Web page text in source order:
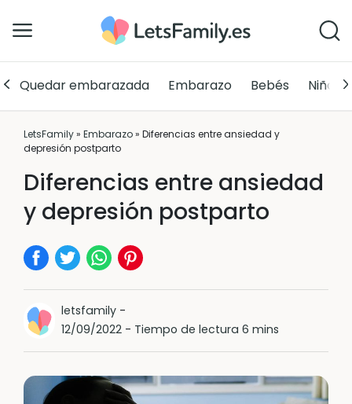
Quedar embarazada Embarazo Bebés Niños
LetsFamily» Embarazo» Diferencias entre ansiedad y
depresión postparto
Diferencias entre ansiedad
y depresión postparto
letsfamily -
12/09/2022 - Tiempo de lectura 6 mins